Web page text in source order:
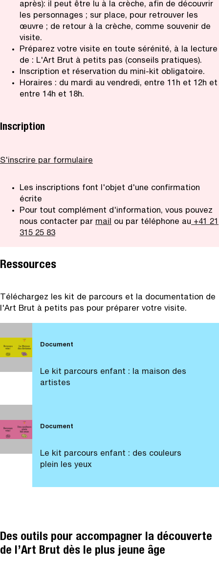
après): il peut être lu à la crèche, afin de découvrir
les personnages ; sur place, pour retrouver les
œuvre ; de retour à la crèche, comme souvenir de
visite.
Préparez votre visite en toute sérénité, à la lecture
de : L'Art Brut à petits pas (conseils pratiques).
Inscription et réservation du mini-kit obligatoire.
Horaires : du mardi au vendredi, entre 11h et 12h et
entre 14h et 18h.
Inscription
S'inscrire par formulaire
Les inscriptions font l'objet d'une confirmation
écrite
Pour tout complément d'information, vous pouvez
nous contacter par mail ou par téléphone au +41 21
315 25 83
Ressources
Téléchargez les kit de parcours et la documentation de
l'Art Brut à petits pas pour préparer votre visite.
Document
Le kit parcours enfant : la maison des
artistes
Document
Le kit parcours enfant : des couleurs
plein les yeux
Des outils pour accompagner la découverte
de l’Art Brut dès le plus jeune âge